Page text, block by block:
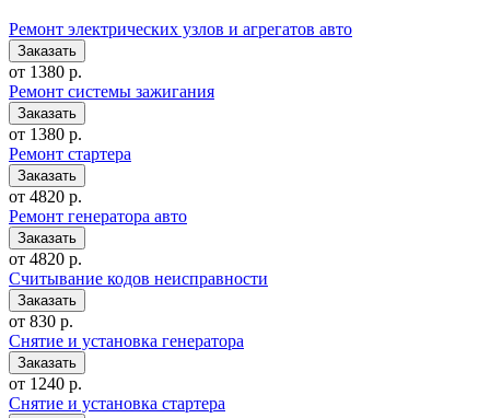
Ремонт электрических узлов и агрегатов авто
от 1380 р.
Ремонт системы зажигания
от 1380 р.
Ремонт стартера
от 4820 р.
Ремонт генератора авто
от 4820 р.
Считывание кодов неисправности
от 830 р.
Снятие и установка генератора
от 1240 р.
Снятие и установка стартера